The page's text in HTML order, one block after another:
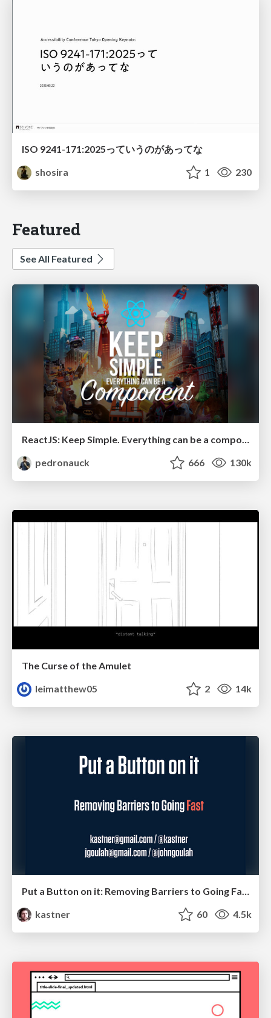
ISO 9241-171:2025っていうのがあってな
shosira
1 230
Featured
See All Featured
ReactJS: Keep Simple. Everything can be a component!
pedronauck
666 130k
The Curse of the Amulet
leimatthew05
2 14k
Put a Button on it: Removing Barriers to Going Fast.
kastner
60 4.5k